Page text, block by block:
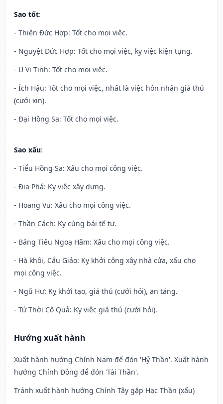
Sao tốt:
- Thiên Đức Hợp: Tốt cho mọi việc.
- Nguyệt Đức Hợp: Tốt cho mọi việc, kỵ việc kiện tụng.
- U Vi Tinh: Tốt cho mọi việc.
- Ích Hậu: Tốt cho mọi việc, nhất là việc hôn nhân giá thú
(cưới xin).
- Đại Hồng Sa: Tốt cho mọi việc.
Sao xấu:
- Tiểu Hồng Sa: Xấu cho mọi công việc.
- Địa Phá: Kỵ việc xây dựng.
- Hoang Vu: Xấu cho mọi công việc.
- Thần Cách: Kỵ cúng bái tế tự.
- Băng Tiêu Ngoạ Hãm: Xấu cho mọi công việc.
- Hà khôi, Cẩu Giảo: Kỵ khởi công xây nhà cửa, xấu cho
mọi công việc.
- Ngũ Hư: Kỵ khởi tạo, giá thú (cưới hỏi), an táng.
- Tứ Thời Cô Quả: Kỵ việc giá thú (cưới hỏi).
Hướng xuất hành
Xuất hành hướng Chính Nam để đón 'Hỷ Thần'. Xuất hành
hướng Chính Đông để đón 'Tài Thần'.
Tránh xuất hành hướng Chính Tây gặp Hạc Thần (xấu)